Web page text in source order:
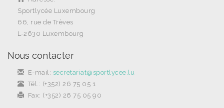
Sportlycée Luxembourg
66, rue de Trèves
L-2630 Luxembourg
Nous contacter
E-mail: secretariat@sportlycee.lu
Tél.: (+352) 26 75 05 1
Fax: (+352) 26 75 05 90